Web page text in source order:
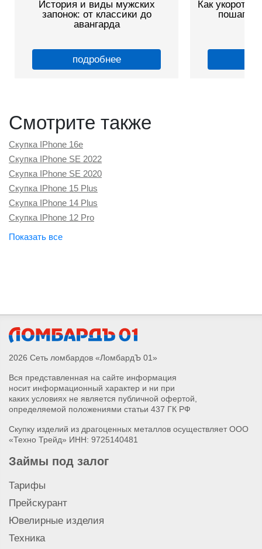
История и виды мужских
запонок: от классики до
авангарда
подробнее
Как
Смотрите также
Скупка IPhone 16e
Скупка IPhone SE 2022
Скупка IPhone SE 2020
Скупка IPhone 15 Plus
Скупка IPhone 14 Plus
Скупка IPhone 12 Pro
Скупка IPhone 16 Plus
Скупка наушников Airpods 4
Скупка Apple Watch Series 4
Скупка Apple Watch Series 5
Скупка Apple Watch Series 6
Скупка Apple Watch Series 7
Скупка Apple Watch Series 9
Скупка Apple Watch Series SE
Скупка IPad Pro
Скупка IPhone 11 Pro
Скупка IPhone 11 Pro Max
Скупка IPhone 12
2026 Сеть ломбардов «ЛомбардЪ 01»
Вся представленная на сайте информация
носит информационный характер и ни при
каких условиях не является публичной офертой,
определяемой положениями статьи 437 ГК РФ
Скупку изделий из драгоценных металлов осуществляет ООО
«Техно Трейд» ИНН: 9725140481
Займы под залог
Тарифы
Прейскурант
Ювелирные изделия
Техника